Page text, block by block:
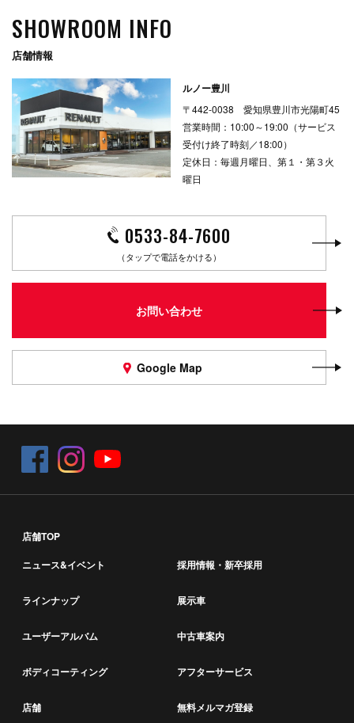
SHOWROOM INFO
店舗情報
ルノー豊川
〒442-0038 愛知県豊川市光陽町45
営業時間：10:00～19:00（サービス
受付け終了時刻／18:00）
定休日：毎週月曜日、第１・第３火
曜日
0533-84-7600
（タップで電話をかける）
お問い合わせ
Google Map
店舗TOP
ニュース&イベント
採用情報・新卒採用
ラインナップ 展示車
ユーザーアルバム 中古車案内
ボディコーティング アフターサービス
店舗 無料メルマガ登録